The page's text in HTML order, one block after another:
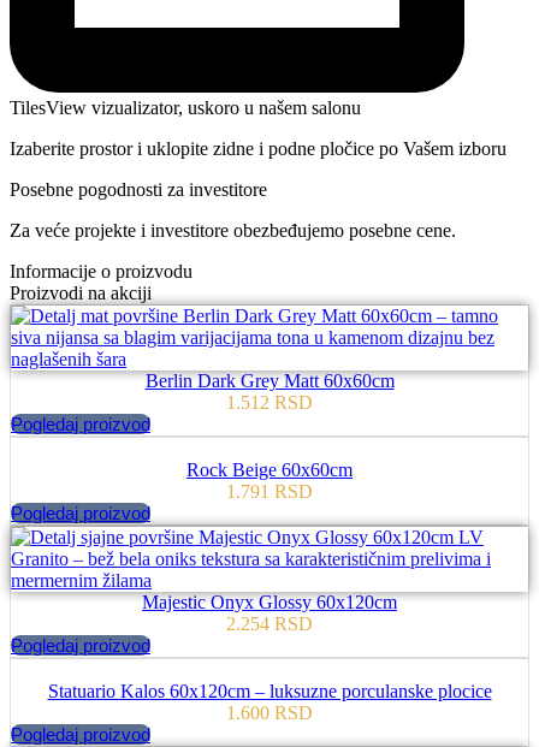
TilesView vizualizator, uskoro u našem salonu
Izaberite prostor i uklopite zidne i podne pločice po Vašem izboru
Posebne pogodnosti za investitore
Za veće projekte i investitore obezbeđujemo posebne cene.
Informacije o proizvodu
Proizvodi na akciji
Berlin Dark Grey Matt 60x60cm
1.512 RSD
Pogledaj proizvod
Rock Beige 60x60cm
1.791 RSD
Pogledaj proizvod
Majestic Onyx Glossy 60x120cm
2.254 RSD
Pogledaj proizvod
Statuario Kalos 60x120cm – luksuzne porculanske plocice
1.600 RSD
Pogledaj proizvod